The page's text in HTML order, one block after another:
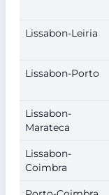
Lissabon-Leiria
Lissabon-Porto
Lissabon-
Marateca
Lissabon-
Coimbra